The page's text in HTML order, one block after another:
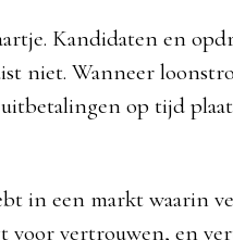
Kandidaten en
niet. Wanneer
op tijd
in een markt waarin
voor vertrouwen, en